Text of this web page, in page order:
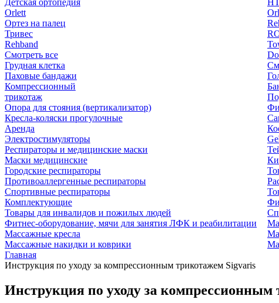
Детская ортопедия
Orlett
Ортез на палец
Тривес
Rehband
Смотреть все
Грудная клетка
Паховые бандажи
Компрессионный
трикотаж
Опора для стояния (вертикализатор)
Кресла-коляски прогулочные
Аренда
Электростимуляторы
Респираторы и медицинские маски
Маски медицинские
Городские респираторы
Противоаллергенные респираторы
Спортивные респираторы
Комплектующие
Товары для инвалидов и пожилых людей
Фитнес-оборудование, мячи для занятия ЛФК и реабилитации
Массажные кресла
Массажные накидки и коврики
Главная
Инструкция по уходу за компрессионным трикотажем Sigvaris
Инструкция по уходу за компрессионным